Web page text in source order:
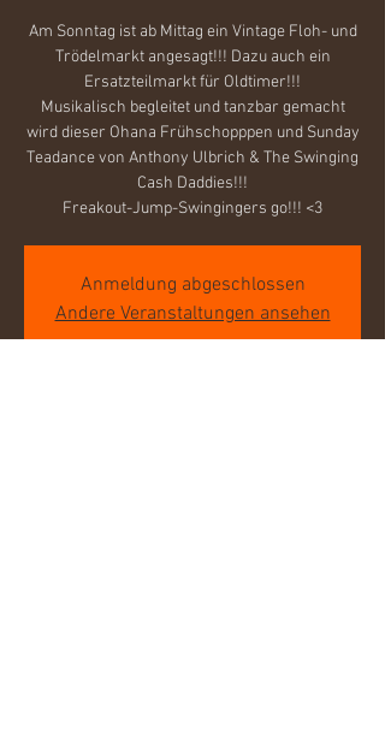
Am Sonntag ist ab Mittag ein Vintage Floh- und
Trödelmarkt angesagt!!! Dazu auch ein
Ersatzteilmarkt für Oldtimer!!!
Musikalisch begleitet und tanzbar gemacht
wird dieser Ohana Frühschopppen und Sunday
Teadance von Anthony Ulbrich & The Swinging
Cash Daddies!!!
Freakout-Jump-Swingingers go!!! <3
Anmeldung abgeschlossen
Andere Veranstaltungen ansehen